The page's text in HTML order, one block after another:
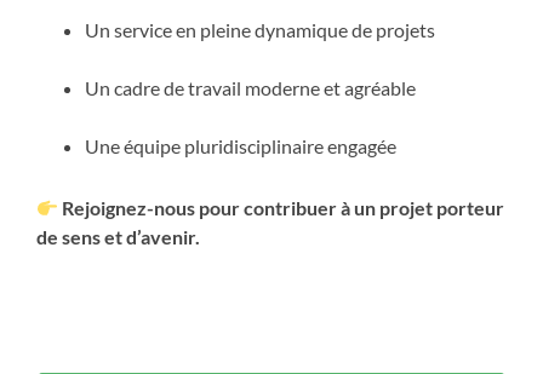
Un service en pleine dynamique de projets
Un cadre de travail moderne et agréable
Une équipe pluridisciplinaire engagée
Rejoignez-nous pour contribuer à un projet porteur
de sens et d’avenir.